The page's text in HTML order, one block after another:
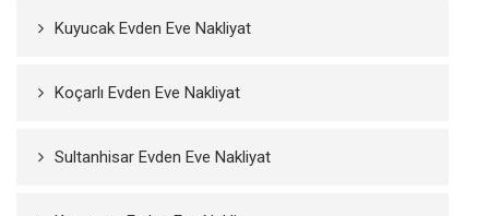
Kuyucak Evden Eve Nakliyat
Koçarlı Evden Eve Nakliyat
Sultanhisar Evden Eve Nakliyat